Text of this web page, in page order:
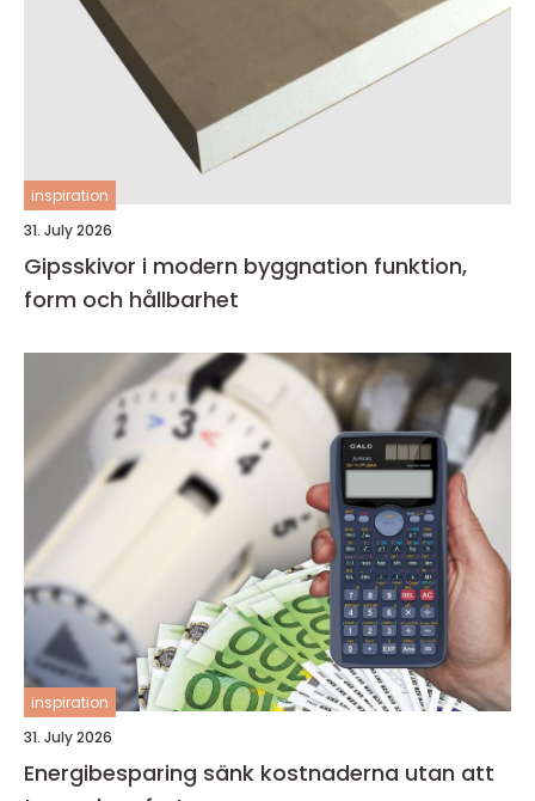
inspiration
31. July 2026
Gipsskivor i modern byggnation funktion,
form och hållbarhet
inspiration
31. July 2026
Energibesparing sänk kostnaderna utan att